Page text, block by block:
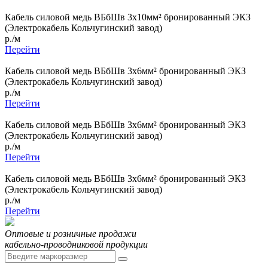
Кабель силовой медь ВБбШв 3x10мм² бронированный ЭКЗ
(Электрокабель Кольчугинский завод)
р./м
Перейти
Кабель силовой медь ВБбШв 3x6мм² бронированный ЭКЗ
(Электрокабель Кольчугинский завод)
р./м
Перейти
Кабель силовой медь ВБбШв 3x6мм² бронированный ЭКЗ
(Электрокабель Кольчугинский завод)
р./м
Перейти
Кабель силовой медь ВБбШв 3x6мм² бронированный ЭКЗ
(Электрокабель Кольчугинский завод)
р./м
Перейти
Оптовые и розничные продажи
кабельно-проводниковой продукции